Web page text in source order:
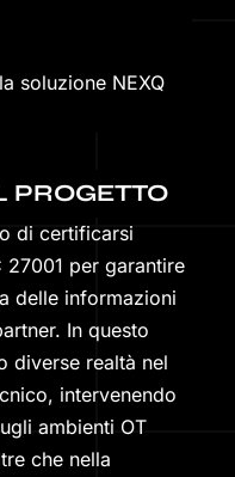
soluzione NEXQ
PROGETTO
di certificarsi
27001 per garantire
delle informazioni
In questo
diverse realtà nel
intervenendo
ambienti OT
che nella